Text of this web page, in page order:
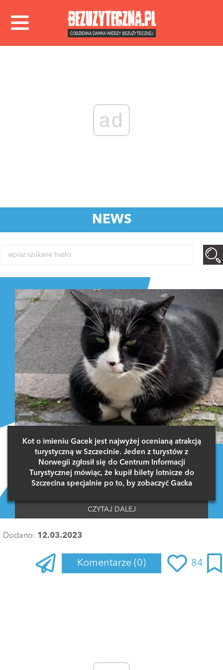
ad
NEWS
Kot o imieniu Gacek jest najwyżej ocenianą atrakcją
turystyczną w Szczecinie. Jeden z turystów z
Norwegii zgłosił się do Centrum Informacji
Turystycznej mówiąc, że kupił bilety lotnicze do
Szczecina specjalnie po to, by zobaczyć Gacka
CZYTAJ DALEJ
Dodano: 12.03.2023
Komentarze (0) 84